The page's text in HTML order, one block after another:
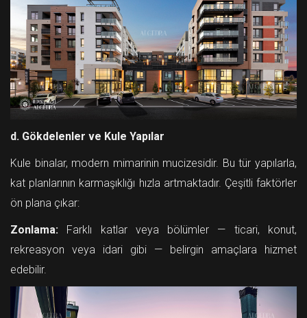
d. Gökdelenler ve Kule Yapılar
Kule binalar, modern mimarinin mucizesidir. Bu tür yapılarla,
kat planlarının karmaşıklığı hızla artmaktadır. Çeşitli faktörler
ön plana çıkar:
Zonlama: Farklı katlar veya bölümler — ticari, konut,
rekreasyon veya idari gibi — belirgin amaçlara hizmet
edebilir.